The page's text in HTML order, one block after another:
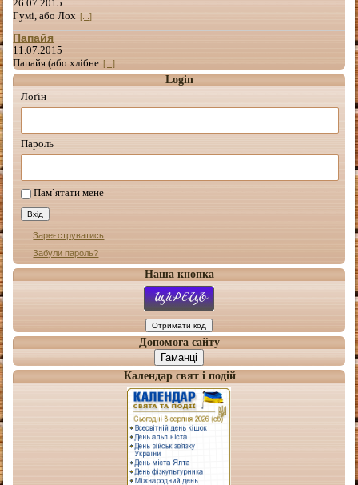
26.07.2015
Гумі, або Лох [...]
Папайя
11.07.2015
Папайя (або хлібне [...]
Login
Лоґін
Пароль
Пам`ятати мене
Зареєструватись
Забули пароль?
Наша кнопка
Допомога сайту
Гаманці
Календар свят і подій